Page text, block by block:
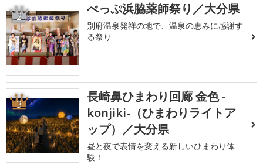
2 べっぷ浜脇薬師祭り／大分県
別府温泉発祥の地で、温泉の恵みに感謝す
る祭り
3
長崎鼻ひまわり回廊 金色 -
konjiki-（ひまわりライトア
ップ）／大分県
昼と夜で表情を変える新しいひまわり体
験！